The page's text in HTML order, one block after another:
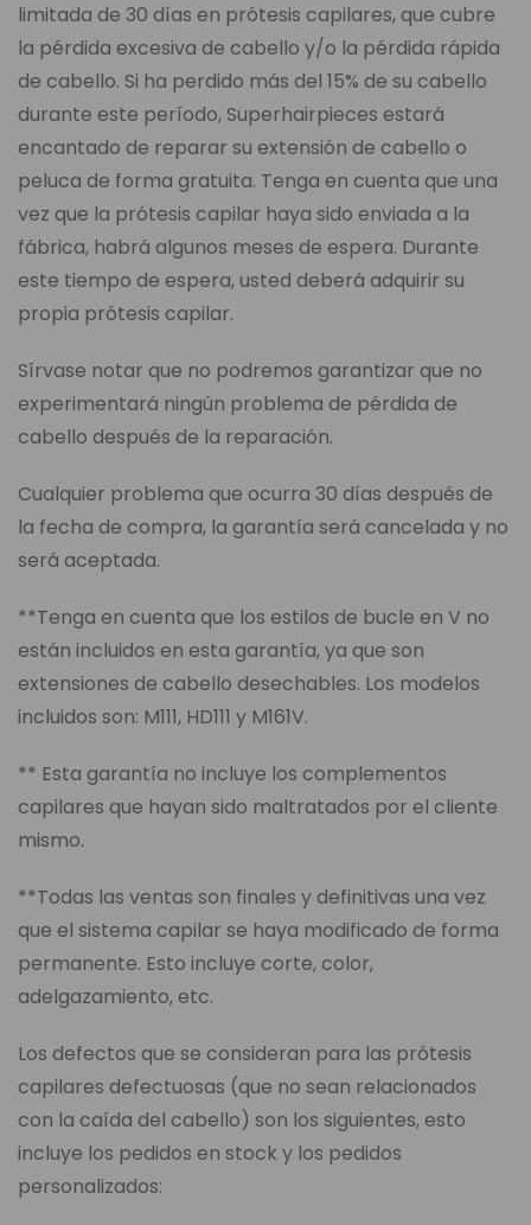
limitada de 30 días en prótesis capilares, que cubre
la pérdida excesiva de cabello y/o la pérdida rápida
de cabello. Si ha perdido más del 15% de su cabello
durante este período, Superhairpieces estará
encantado de reparar su extensión de cabello o
peluca de forma gratuita. Tenga en cuenta que una
vez que la prótesis capilar haya sido enviada a la
fábrica, habrá algunos meses de espera. Durante
este tiempo de espera, usted deberá adquirir su
propia prótesis capilar.
Sírvase notar que no podremos garantizar que no
experimentará ningún problema de pérdida de
cabello después de la reparación.
Cualquier problema que ocurra 30 días después de
la fecha de compra, la garantía será cancelada y no
será aceptada.
**Tenga en cuenta que los estilos de bucle en V no
están incluidos en esta garantía, ya que son
extensiones de cabello desechables. Los modelos
incluidos son: M111, HD111 y M161V.
** Esta garantía no incluye los complementos
capilares que hayan sido maltratados por el cliente
mismo.
**Todas las ventas son finales y definitivas una vez
que el sistema capilar se haya modificado de forma
permanente. Esto incluye corte, color,
adelgazamiento, etc.
Los defectos que se consideran para las prótesis
capilares defectuosas (que no sean relacionados
con la caída del cabello) son los siguientes, esto
incluye los pedidos en stock y los pedidos
personalizados: